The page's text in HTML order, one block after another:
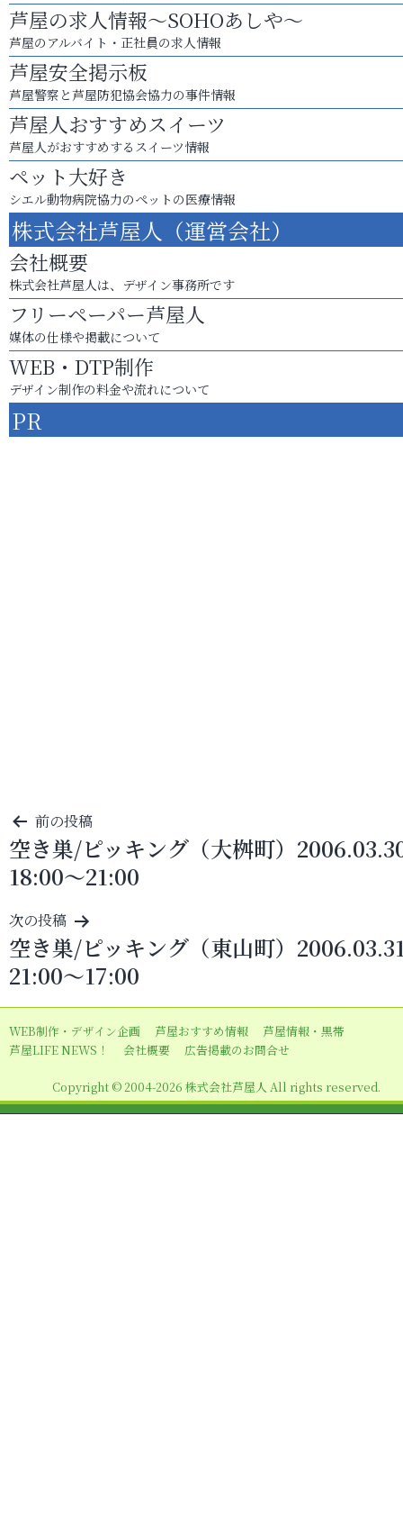
芦屋の求人情報～SOHOあしや～
芦屋のアルバイト・正社員の求人情報
芦屋安全掲示板
芦屋警察と芦屋防犯協会協力の事件情報
芦屋人おすすめスイーツ
芦屋人がおすすめするスイーツ情報
ペット大好き
シエル動物病院協力のペットの医療情報
株式会社芦屋人（運営会社）
会社概要
株式会社芦屋人は、デザイン事務所です
フリーペーパー芦屋人
媒体の仕様や掲載について
WEB・DTP制作
デザイン制作の料金や流れについて
PR
投
稿
ナ
ビ
ゲ
ー
シ
ョ
ン
前の投稿
空き巣/ピッキング（大桝町）
18:00～21:00
次の投稿
空き巣/ピッキング（東山町）
21:00～17:00
WEB制作・デザイン企画 芦屋おすすめ情報
芦屋情報・黒帯
芦屋LIFE NEWS！
会社概要 広告掲載のお問合せ
Copyright © 2004-2026 株式会社芦屋人 All rights reserved.